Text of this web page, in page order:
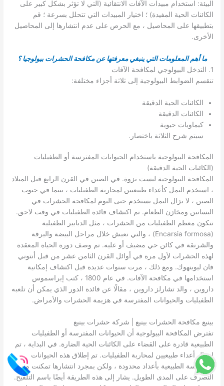
البيئة: استخدام مبيدات الآفات الانتقائية (التي لا تؤثر بشكل كبير على
الكائنات الحية المفيدة) ؛ اختيار المبيدات التي تتحلل بسرعة ؛ قم
بتطبيقها على المحاصيل ، مع الحرص على عدم انتشارها إلى المحاصيل
الأخرى.
ما أهم المعلومات التي ينبغي معرفتها عن مكافحة الحشرات بيولوجيا ؟
1. التدخل البيولوجي لمكافحة الآفات
تنقسم الضوابط البيولوجية إلى ثلاثة أجزاء مختلفة:
الكائنات الحية الدقيقة
الكائنات الدقيقة
كيماويات حيوية
سيتم شرح الثلاثة باختصار.
المكافحة البيولوجية باستخدام الحيوانات المفترسة أو الطفيليات
(الكائنات الحية الدقيقة)
المكافحة البيولوجية ليست نزوة. في الصين في القرن الرابع قبل الميلاد
، استخدم النمل كأعداء طبيعيين لمحاربة الطفيليات ، بينما في جنوب
الصين ، لا يزال النمل يستخدم حتى اليوم لمكافحة الحشرات في
البساتين ومخازن الطعام. تم اكتشاف فائدة الطفيليات في وقت لاحق.
تتكون معظم الطفيليات من الحشرات ، مثل الدبابير الطفيلية
(Encarsia formosa) ، والتي تعيش خلال مراحل البيضة واليرقة
والشرنقة في كائن حي مضيف أو عليه. تم وصف دورة الحياة المعقدة
لهذه الحشرات لأول مرة في أوائل القرن الثامن عشر من قبل أنتوني
فان ليوينهوك. ومع ذلك ، مرت سنوات عديدة قبل اكتشاف إمكانية
استخدامها في مكافحة الآفات. في عام 1800 ، كتب إيراسموس
داروين ، والد تشارلز داروين ، مقالًا عن فائدة الدور الذي يمكن أن تلعبه
الطفيليات والحيوانات المفترسة في هزيمة الحشرات والأمراض.
بينبع مكافحة الحشرات بينبع | شركة حشرات بينبع
تفترض المكافحة البيولوجية أن الحيوانات المفترسة أو الطفيليات
الطبيعية قادرة على القضاء على الكائنات الحية الضارة. في البداية ، تم
إدخال أعداء طبيعيين لمحاربة الطفيليات. تم إطلاق هذه الحيوانات
المفترسة الطبيعية بأعداد محدودة ، ولكن بمجرد انتشارها تمكنت من
التصرف على المدى الطويل. يشار إلى هذه الطريقة أيضًا باسم التلقيح.